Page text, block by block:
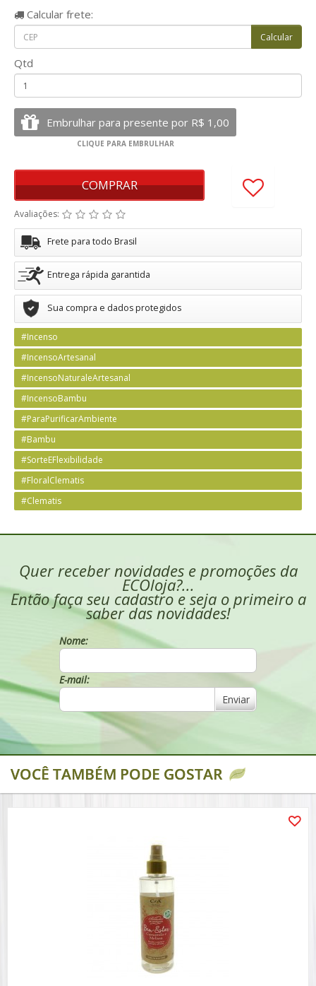
Calcular frete:
Qtd
COMPRAR
Avaliações:
Frete para todo Brasil
Entrega rápida garantida
Sua compra e dados protegidos
#Incenso
#IncensoArtesanal
#IncensoNaturaleArtesanal
#IncensoBambu
#ParaPurificarAmbiente
#Bambu
#SorteEFlexibilidade
#FloralClematis
#Clematis
Quer receber novidades e promoções da
ECOloja?...
Então faça seu cadastro e seja o primeiro a
saber das novidades!
Nome:
E-mail:
Enviar
VOCÊ TAMBÉM PODE GOSTAR